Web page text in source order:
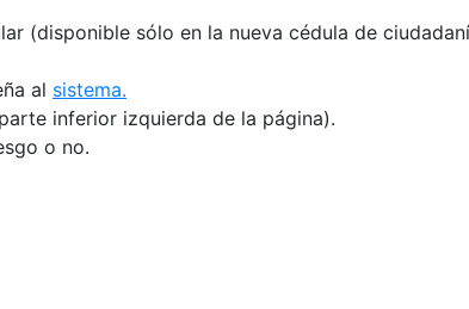
(disponible sólo en la nueva cédula de
al sistema.
inferior izquierda de la página).
o no.